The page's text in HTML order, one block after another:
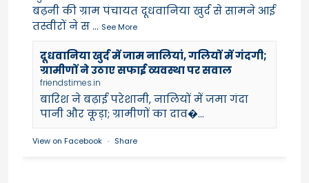
बढ़नी की ग्राम पंचायत दूधवानिया खुर्द से सामने आई
तस्वीरों ने स... See More
दूधवानिया खुर्द में जाम नालियां, गलियों में गंदगी;
ग्रामीणों ने उठाए सफाई व्यवस्था पर सवाल
friendstimes.in
बारिश ने बढ़ाई परेशानी, नालियों में जमा गंदा
पानी और कूड़ा; ग्रामीणों का दाव�...
View on Facebook · Share